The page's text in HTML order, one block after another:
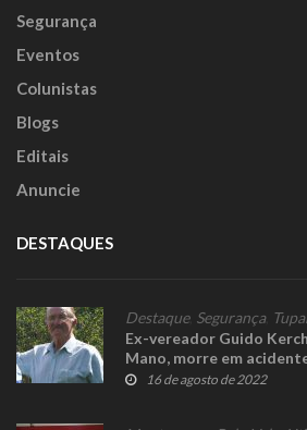
Segurança
Eventos
Colunistas
Blogs
Editais
Anuncie
DESTAQUES
Destaque, Segurança,
Ex-vereador Guido
Mano, morre em
16 de agosto de 2022